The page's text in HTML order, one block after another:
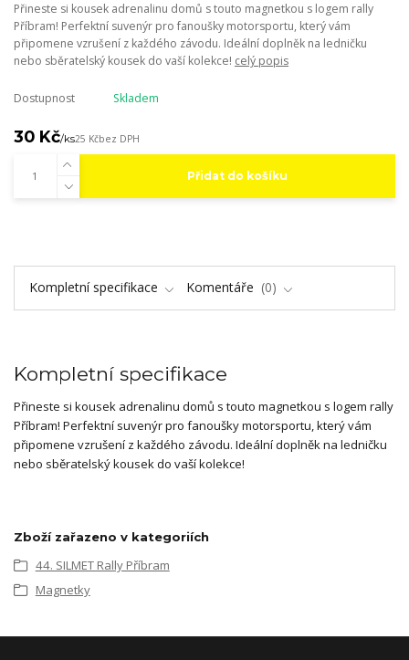
Přineste si kousek adrenalinu domů s touto magnetkou s logem rally
Příbram! Perfektní suvenýr pro fanoušky motorsportu, který vám
připomene vzrušení z každého závodu. Ideální doplněk na ledničku
nebo sběratelský kousek do vaší kolekce! celý popis
Dostupnost Skladem
30 Kč/ks25 Kčbez DPH
Přidat do košíku
Kompletní specifikace Komentáře 0
Kompletní specifikace
Přineste si kousek adrenalinu domů s touto magnetkou s logem rally
Příbram! Perfektní suvenýr pro fanoušky motorsportu, který vám
připomene vzrušení z každého závodu. Ideální doplněk na ledničku
nebo sběratelský kousek do vaší kolekce!
Zboží zařazeno v kategoriích
44. SILMET Rally Příbram
Magnetky